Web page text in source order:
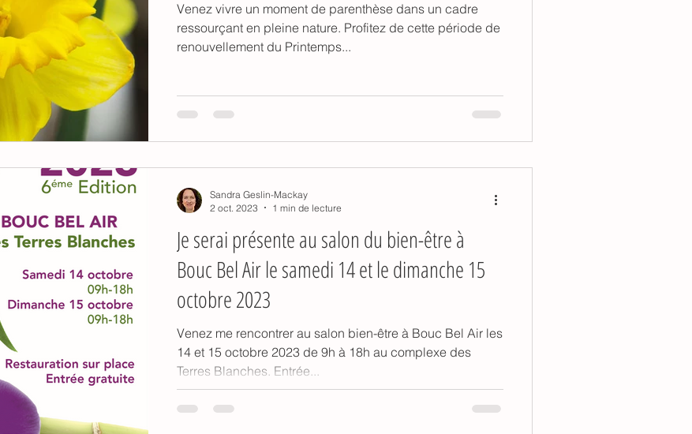
Venez vivre un moment de parenthèse dans un cadre
ressourçant en pleine nature. Profitez de cette période de
renouvellement du Printemps...
Je serai présente au salon du bien-être à
Bouc Bel Air le samedi 14 et le dimanche 15
octobre 2023
Venez me rencontrer au salon bien-être à Bouc Bel Air les
14 et 15 octobre 2023 de 9h à 18h au complexe des
Terres Blanches. Entrée...
Sandra Geslin-Mackay
2 oct. 2023
1 min de lecture